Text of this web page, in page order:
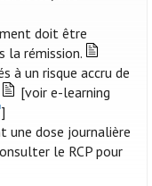
doit être
la rémission.
à un risque accru de
[voir e-learning
]
une dose journalière
le RCP pour